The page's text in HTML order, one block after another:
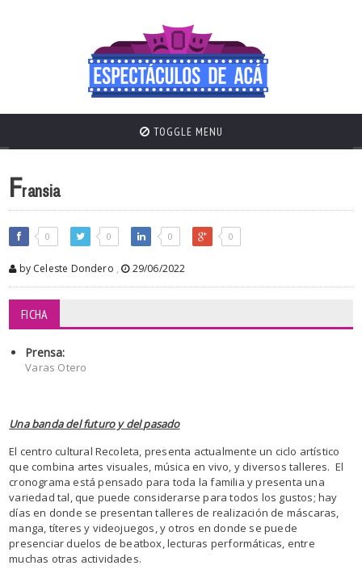
TOGGLE MENU
Fransia
0 0 0 0
by Celeste Dondero , 29/06/2022
FICHA
Prensa:
Varas Otero
Una banda del futuro y del pasado
El centro cultural Recoleta, presenta actualmente un ciclo artístico
que combina artes visuales, música en vivo, y diversos talleres. El
cronograma está pensado para toda la familia y presenta una
variedad tal, que puede considerarse para todos los gustos; hay
días en donde se presentan talleres de realización de máscaras,
manga, títeres y videojuegos, y otros en donde se puede
presenciar duelos de beatbox, lecturas performáticas, entre
muchas otras actividades.